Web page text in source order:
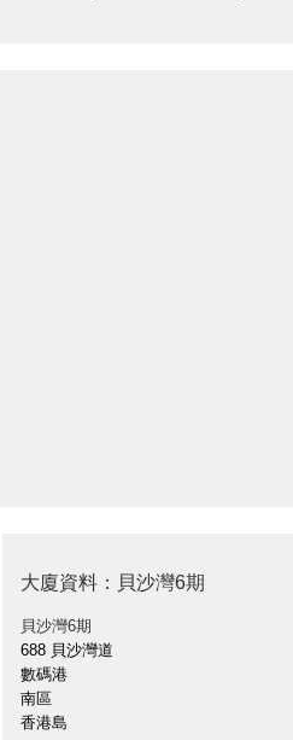
大廈資料：貝沙灣6期
貝沙灣6期
688 貝沙灣道
數碼港
南區
香港島